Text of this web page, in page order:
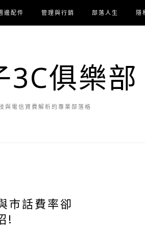
邊配件 管理與行銷 部落人生 隱
3C俱樂部
與電信資費解析的專業部落格
市話費率卻
!